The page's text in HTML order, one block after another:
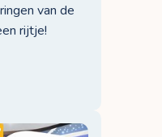
van de
rijtje!